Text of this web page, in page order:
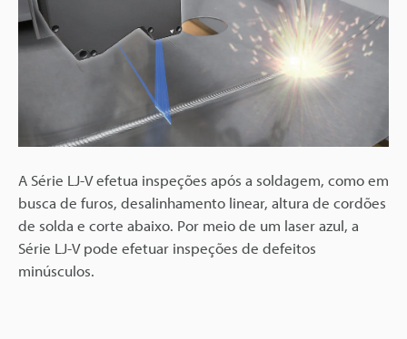
A Série LJ-V efetua inspeções após a soldagem, como em
busca de furos, desalinhamento linear, altura de cordões
de solda e corte abaixo. Por meio de um laser azul, a
Série LJ-V pode efetuar inspeções de defeitos
minúsculos.